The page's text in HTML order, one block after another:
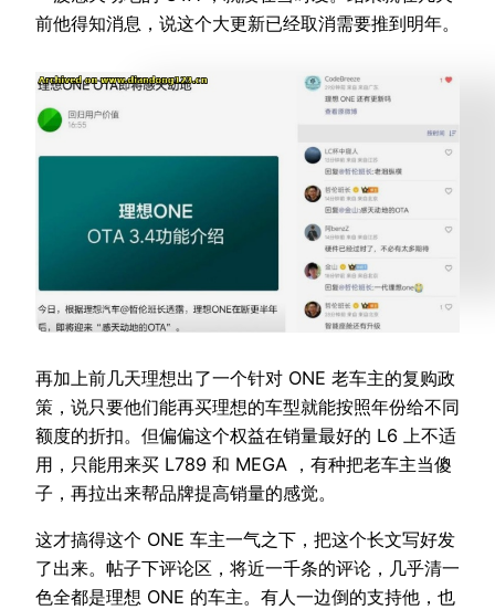
前他得知消息，说这个大更新已经取消需要推到明年。
再加上前几天理想出了一个针对 ONE 老车主的复购政
策，说只要他们能再买理想的车型就能按照年份给不同
额度的折扣。但偏偏这个权益在销量最好的 L6 上不适
用，只能用来买 L789 和 MEGA ，有种把老车主当傻
子，再拉出来帮品牌提高销量的感觉。
这才搞得这个 ONE 车主一气之下，把这个长文写好发
了出来。帖子下评论区，将近一千条的评论，几乎清一
色全都是理想 ONE 的车主。有人一边倒的支持他，也